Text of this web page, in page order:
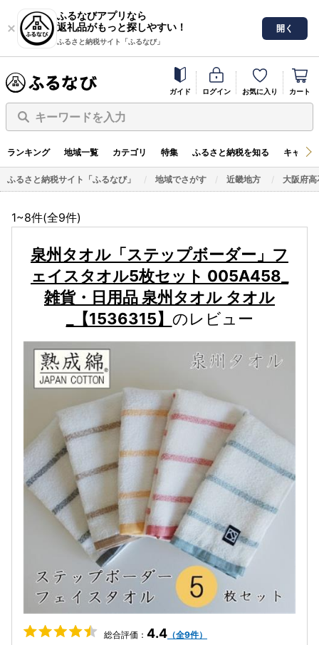
ふるなびアプリなら
返礼品がもっと探しやすい！
ふるさと納税サイト「ふるなび」
開く
ガイド ログイン お気に入り カート
キーワードを入力
ランキング 地域一覧 カテゴリ 特集 ふるさと納税を知る キャン
ふるさと納税サイト「ふるなび」 地域でさがす 近畿地方 大阪府高
1~8件(全9件)
泉州タオル「ステップボーダー」フ
ェイスタオル5枚セット 005A458_
雑貨・日用品 泉州タオル タオル
_【1536315】 のレビュー
総合評価： 4.4 （全9件）